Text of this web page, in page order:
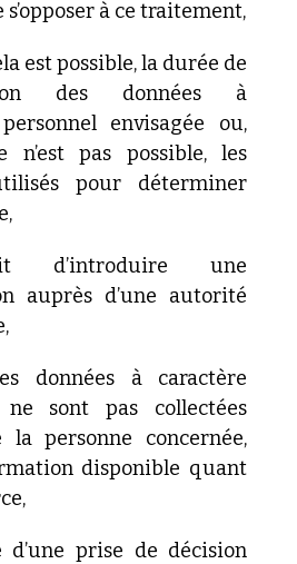
à ce traitement,
est possible, la durée de
des données à
envisagée ou,
n’est pas possible,les
pour déterminer
d’introduire une
auprès d’une autorité
données à caractère
ne sont pas collectées
la personne concernée,
disponible quant
d’une prise de décision